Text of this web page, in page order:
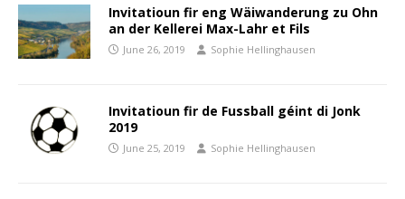
Invitatioun fir eng Wäiwanderung zu Ohn
an der Kellerei Max-Lahr et Fils
June 26, 2019 Sophie Hellinghausen
Invitatioun fir de Fussball géint di Jonk
2019
June 25, 2019 Sophie Hellinghausen